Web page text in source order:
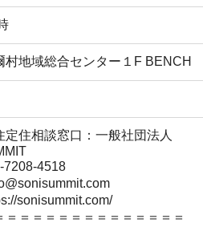
村地域総合センター１F BENCH
定住相談窓口：一般社団法人
7208-4518
sonisummit.com/
＝＝＝＝＝＝＝＝＝＝＝＝＝＝